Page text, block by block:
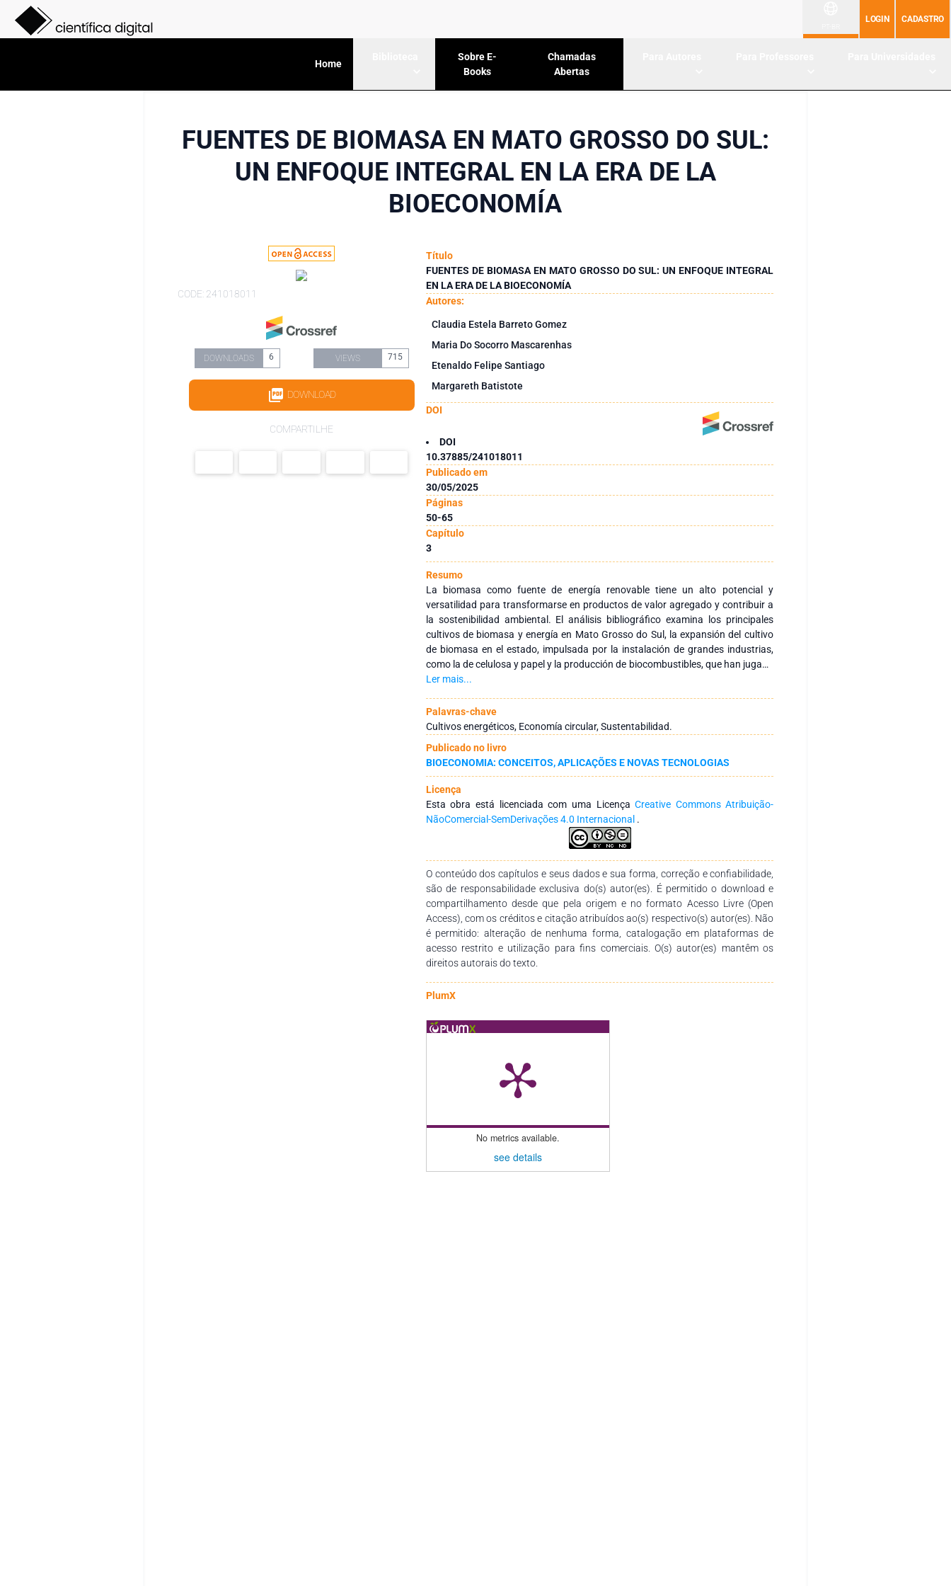
LOGIN CADASTRO
Home
Sobre E-
Books
Chamadas
Abertas
FUENTES DE BIOMASA EN MATO GROSSO DO SUL:
UN ENFOQUE INTEGRAL EN LA ERA DE LA
BIOECONOMÍA
CODE: 241018011
DOWNLOADS 6 VIEWS 715
DOWNLOAD
COMPARTILHE
Título
FUENTES DE BIOMASA EN MATO GROSSO DO SUL: UN ENFOQUE INTEGRAL
EN LA ERA DE LA BIOECONOMÍA
Autores:
Claudia Estela Barreto Gomez
Maria Do Socorro Mascarenhas
Etenaldo Felipe Santiago
Margareth Batistote
DOI
DOI
10.37885/241018011
Publicado em
30/05/2025
Páginas
50-65
Capítulo
3
Resumo
La biomasa como fuente de energía renovable tiene un alto potencial y
versatilidad para transformarse en productos de valor agregado y contribuir a
la sostenibilidad ambiental. El análisis bibliográfico examina los principales
cultivos de biomasa y energía en Mato Grosso do Sul, la expansión del cultivo
de biomasa en el estado, impulsada por la instalación de grandes industrias,
como la de celulosa y papel y la producción de biocombustibles, que han jugado
un papel importante en el panorama socioeconómico del estado. Además,
destacando el aporte sustancial del sector agrícola y las agroindustrias, así
como el potencial para la implementación de políticas enfocadas a la
sostenibilidad ambiental. La biomasa y la bioeconomía juegan un papel
importante en la promoción del desarrollo sostenible y enfatizan su potencial
para contribuir al logro de los Objetivos de Desarrollo Sostenible (ODS) y al
establecimiento de una bioeconomía fuerte y sostenible, orientando potenciales
políticos públicas orientadas hacia sostenibilidad del medio ambiente. Es
importante destacar la necesidad de procesos de transformación eficientes y
nuevas tecnologías para lograr un desarrollo bioeconómico sostenible.
Ler mais...
Palavras-chave
Cultivos energéticos, Economía circular, Sustentabilidad.
Publicado no livro
BIOECONOMIA: CONCEITOS, APLICAÇÕES E NOVAS TECNOLOGIAS
Licença
Esta obra está licenciada com uma LicençaCreative Commons Atribuição-
NãoComercial-SemDerivações 4.0 Internacional .
O conteúdo dos capítulos e seus dados e sua forma, correção e confiabilidade,
são de responsabilidade exclusiva do(s) autor(es). É permitido o download e
compartilhamento desde que pela origem e no formato Acesso Livre (Open
Access), com os créditos e citação atribuídos ao(s) respectivo(s) autor(es). Não
é permitido: alteração de nenhuma forma, catalogação em plataformas de
acesso restrito e utilização para fins comerciais. O(s) autor(es) mantêm os
direitos autorais do texto.
PlumX
No metrics available.
see details